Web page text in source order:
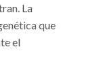
La
que
el